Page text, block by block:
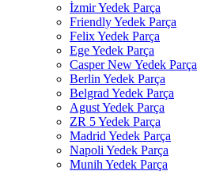
İzmir Yedek Parça
Friendly Yedek Parça
Felix Yedek Parça
Ege Yedek Parça
Casper New Yedek Parça
Berlin Yedek Parça
Belgrad Yedek Parça
Agust Yedek Parça
ZR 5 Yedek Parça
Madrid Yedek Parça
Napoli Yedek Parça
Munih Yedek Parça